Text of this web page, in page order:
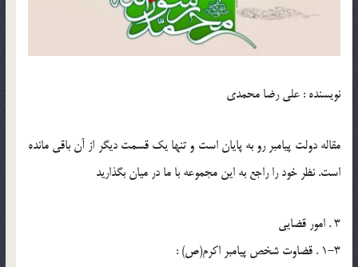
نویسنده : علي رضا محمدي
مقاله دولت پيامبر رو به پايان است و تنها يک قسمت ديگر از آن باقي مانده
است. نظر خود را راجع به اين مجموعه با ما در ميان بگذاريد
3 . امور قضايي
1-3 . قضاوت شخص پيامبر اكرم(ص) :